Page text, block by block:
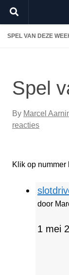
Doorgaan naar
SPEL VAN DEZE
Spel
By Marcel
reacties
Klik op nummer
door
1 mei